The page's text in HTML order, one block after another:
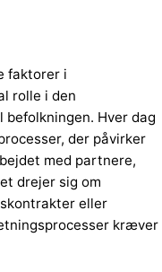
faktorer i
rolle i den
Hver dag
der påvirker
med partnere,
drejer sig om
eller
kræver